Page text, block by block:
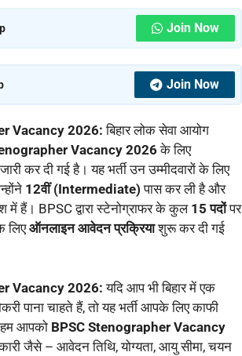
Join Now
Join Now
Vacancy 2026: बिहार लोक सेवा आयोग
Vacancy 2026के लिए
कर दी गई है। यह भर्ती उन उम्मीदवारों के लिए
12वीं (Intermediate) पास कर ली है और
में हैं। BPSC द्वारा स्टेनोग्राफर के कुल 15 पदोंपर
लिएऑनलाइन आवेदन प्रक्रियाशुरू कर दी गई
Vacancy 2026:यदि आप भी बिहार में एक
पाना चाहते हैं, तो यह भर्ती आपके लिए काफी
आपको BPSC Stenographer Vacancy
जैसे – आवेदन तिथि, योग्यता, आयु सीमा, चयन